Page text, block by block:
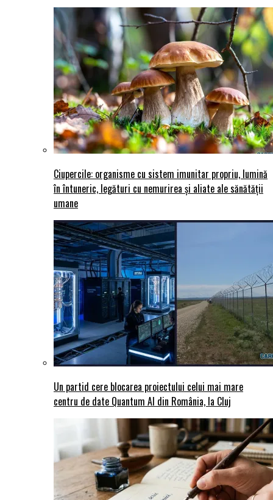
Ciupercile: organisme cu sistem imunitar propriu, lumină
în întuneric, legături cu nemurirea și aliate ale sănătății
umane
Un partid cere blocarea proiectului celui mai mare
centru de date Quantum AI din România, la Cluj